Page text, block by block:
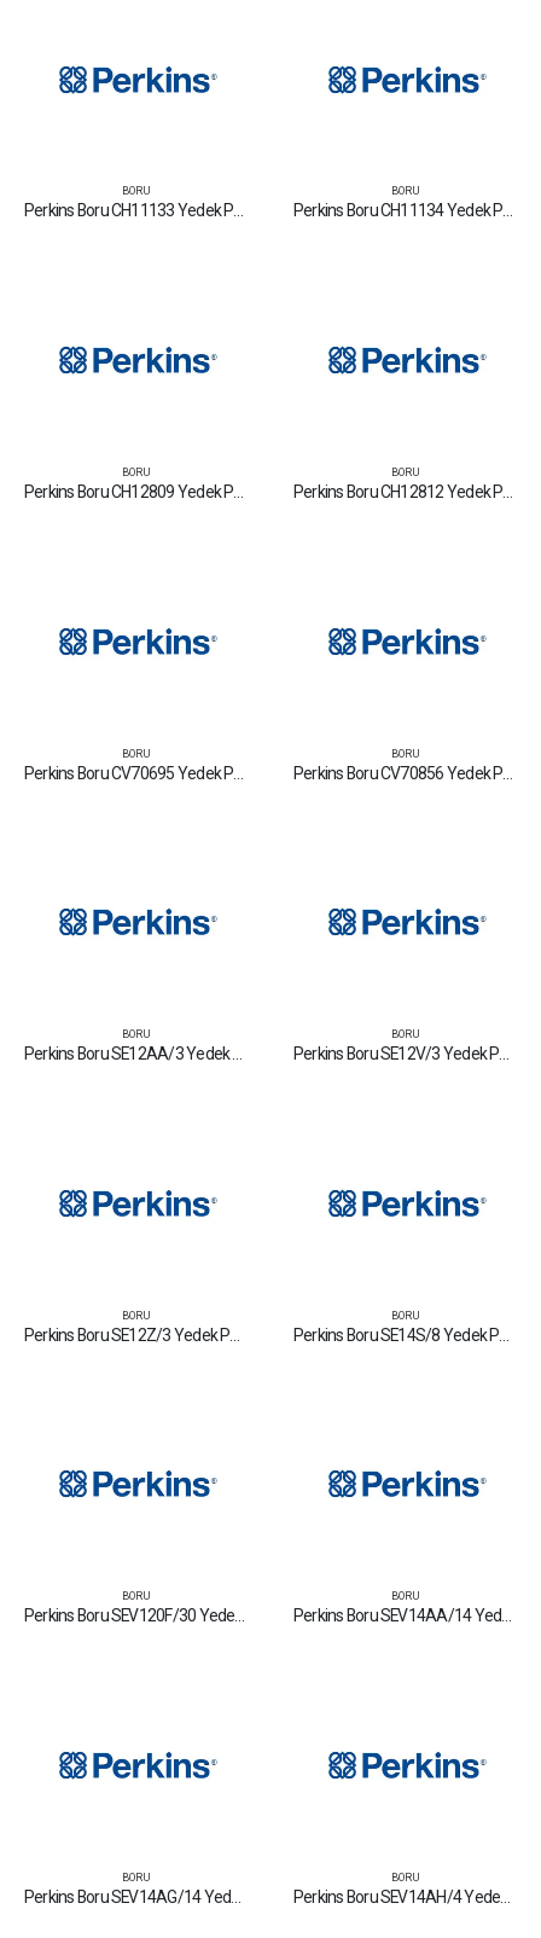
BORU
Perkins Boru CH11133 Yedek Parça Fiyat Tamir Bakım Satan Firmalar
BORU
Perkins Boru CH11134 Yedek Parça Fiyat Tamir Bakım Satan Firmalar
BORU BORU
BORU BORU
BORU BORU
BORU BORU
BORU
Perkins Boru SEV120F/30 Yedek Parça Fiyat Tamir Bakım Satan Firmalar
BORU
Perkins Boru SEV14AA/14 Yedek Parça Fiyat Tamir Bakım Satan Firmalar
BORU BORU